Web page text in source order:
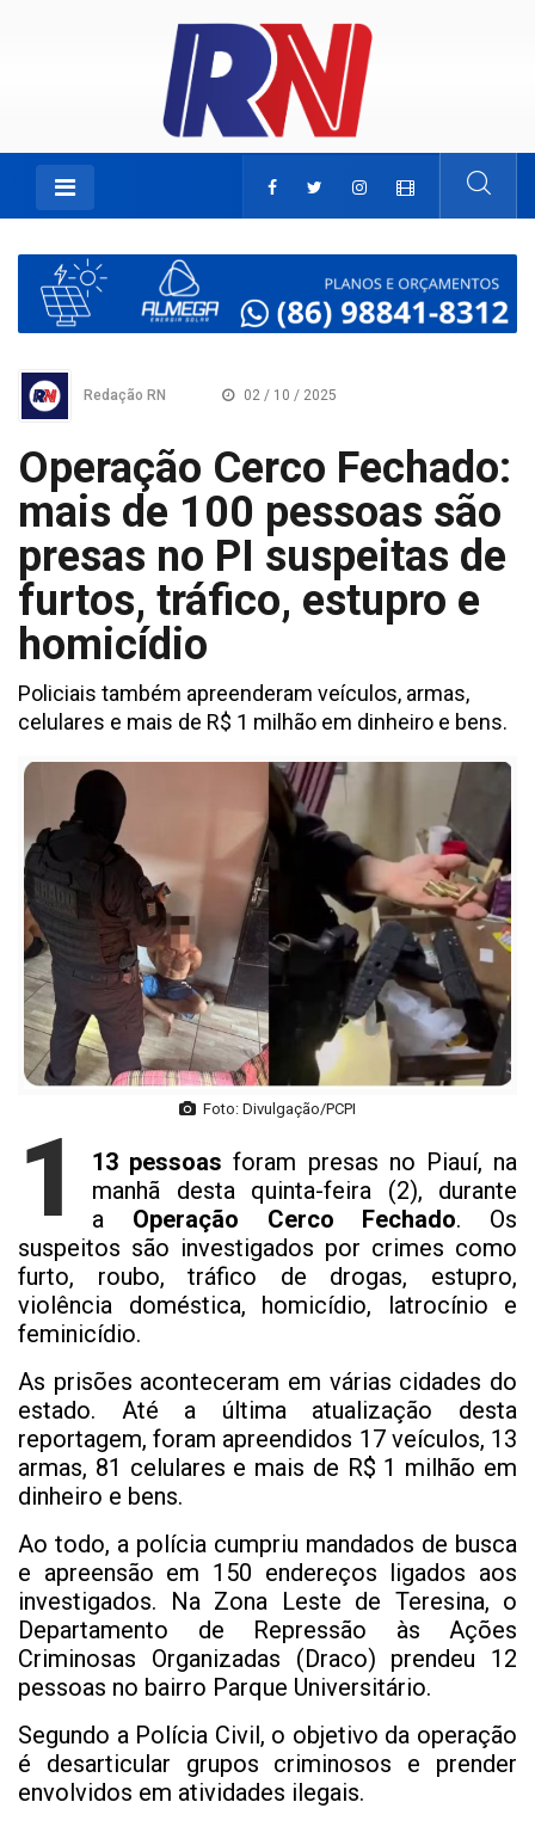
Redação RN 02 / 10 / 2025
Operação Cerco Fechado:
mais de 100 pessoas são
presas no PI suspeitas de
furtos, tráfico, estupro e
homicídio
Policiais também apreenderam veículos, armas,
celulares e mais de R$ 1 milhão em dinheiro e bens.
Foto: Divulgação/PCPI
1 13 pessoas foram presas no Piauí, na
manhã desta quinta-feira (2), durante
a Operação Cerco Fechado. Os
suspeitos são investigados por crimes como
furto, roubo, tráfico de drogas, estupro,
violência doméstica, homicídio, latrocínio e
feminicídio.
As prisões aconteceram em várias cidades do
estado. Até a última atualização desta
reportagem, foram apreendidos 17 veículos, 13
armas, 81 celulares e mais de R$ 1 milhão em
dinheiro e bens.
Ao todo, a polícia cumpriu mandados de busca
e apreensão em 150 endereços ligados aos
investigados. Na Zona Leste de Teresina, o
Departamento de Repressão às Ações
Criminosas Organizadas (Draco) prendeu 12
pessoas no bairro Parque Universitário.
Segundo a Polícia Civil, o objetivo da operação
é desarticular grupos criminosos e prender
envolvidos em atividades ilegais.